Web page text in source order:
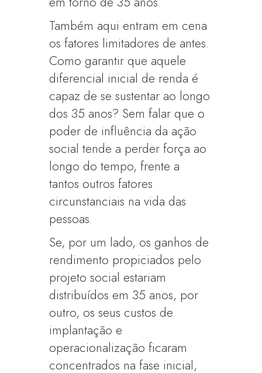
Também aqui entram em cena
os fatores limitadores de antes.
Como garantir que aquele
diferencial inicial de renda é
capaz de se sustentar ao longo
dos 35 anos? Sem falar que o
poder de influência da ação
social tende a perder força ao
longo do tempo, frente a
tantos outros fatores
circunstanciais na vida das
pessoas.
Se, por um lado, os ganhos de
rendimento propiciados pelo
projeto social estariam
distribuídos em 35 anos, por
outro, os seus custos de
implantação e
operacionalização ficaram
concentrados na fase inicial,